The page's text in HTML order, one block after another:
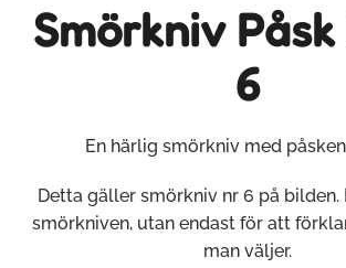
Smörkniv
6
En härlig smörkniv med
Detta gäller smörkniv nr 6 på bilden.
smörkniven, utan endast för att
man väljer.